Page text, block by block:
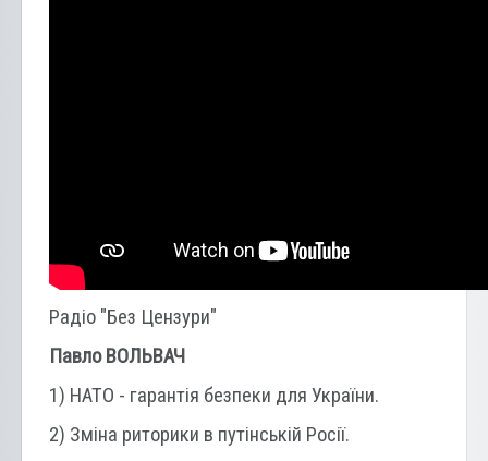
Радіо "Без Цензури"
Павло ВОЛЬВАЧ
1) НАТО - гарантія безпеки для України.
2) Зміна риторики в путінській Росії.